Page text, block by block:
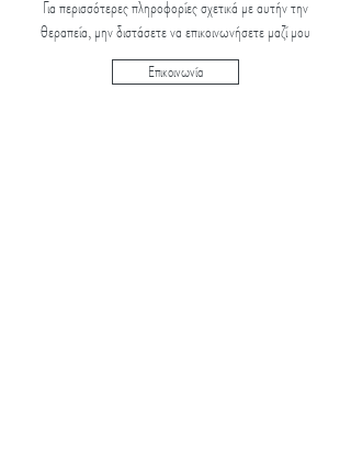
Για περισσότερες πληροφορίες σχετικά με αυτήν την
θεραπεία, μην διστάσετε να επικοινωνήσετε μαζί μου
Επικοινωνία